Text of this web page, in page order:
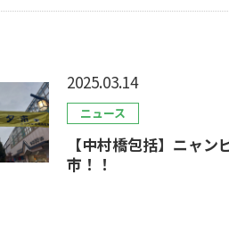
2025.03.14
ニュース
【中村橋包括】ニャン
市！！